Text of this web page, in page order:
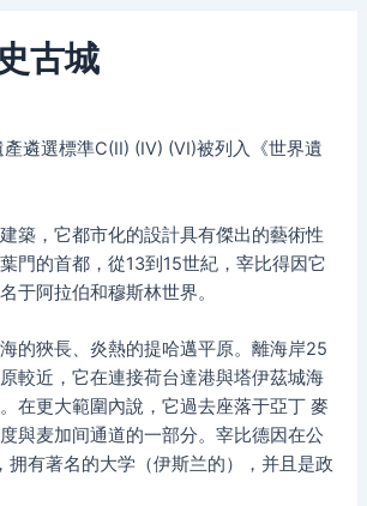
古城
遴選標準C(II) (IV) (VI)被列入《世界遺
築，它都市化的設計具有傑出的藝術性
門的首都，從13到15世紀，宰比得因它
于阿拉伯和穆斯林世界。
的狹長、炎熱的提哈邁平原。離海岸25
較近，它在連接荷台達港與塔伊茲城海
在更大範圍內說，它過去座落于亞丁 麥
與麦加间通道的一部分。宰比德因在公
拥有著名的大学（伊斯兰的），并且是政